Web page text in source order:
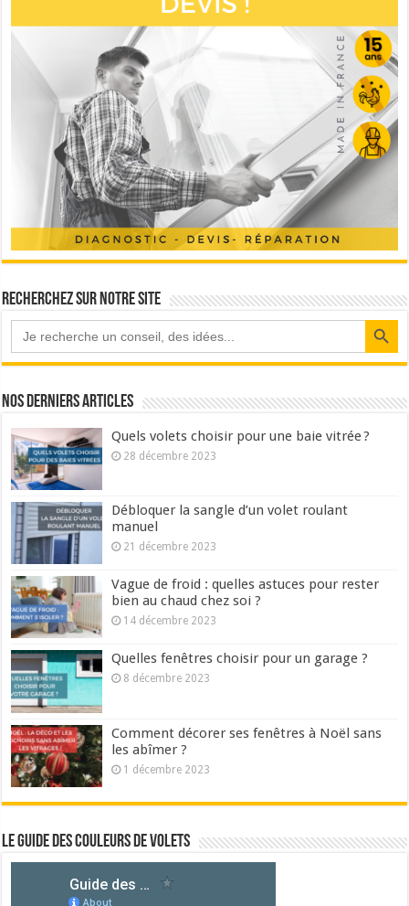
Recherchez sur notre site
Search Button
Nos derniers articles
Quels volets choisir pour une baie vitrée ?
28 décembre 2023
Débloquer la sangle d’un volet roulant
manuel
21 décembre 2023
Vague de froid : quelles astuces pour rester
bien au chaud chez soi ?
14 décembre 2023
Quelles fenêtres choisir pour un garage ?
8 décembre 2023
Comment décorer ses fenêtres à Noël sans
les abîmer ?
1 décembre 2023
Le guide des couleurs de volets